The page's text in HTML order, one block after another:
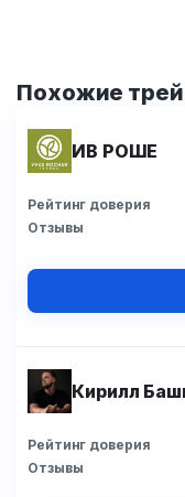
Похожие
ИВ РОШЕ
Рейтинг доверия
Отзывы
Кирилл
Рейтинг доверия
Отзывы